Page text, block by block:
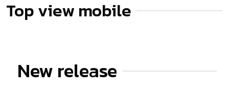
Top view mobile
New release